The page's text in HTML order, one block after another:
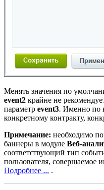
Менять значения по
event2 крайне не
параметр event3. Именно по
конкретному контракту,
Примечание: необходимо
баннеры в модуле Веб-
соответствующий тип
пользователя, совершаемое
Подробнее ... .